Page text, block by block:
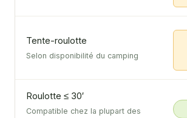
Tente-roulotte
Selon disponibilité du camping
Roulotte ≤ 30′
Compatible chez la plupart des